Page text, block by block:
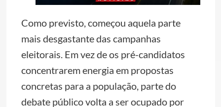
Como previsto, começou aquela parte
mais desgastante das campanhas
eleitorais. Em vez de os pré-candidatos
concentrarem energia em propostas
concretas para a população, parte do
debate público volta a ser ocupado por